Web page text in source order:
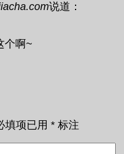
说道：
个啊~
填项已用 * 标注